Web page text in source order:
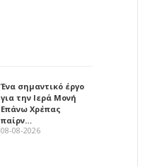
Ένα σημαντικό έργο
για την Ιερά Μονή
Επάνω Χρέπας
παίρν…
08-08-2026